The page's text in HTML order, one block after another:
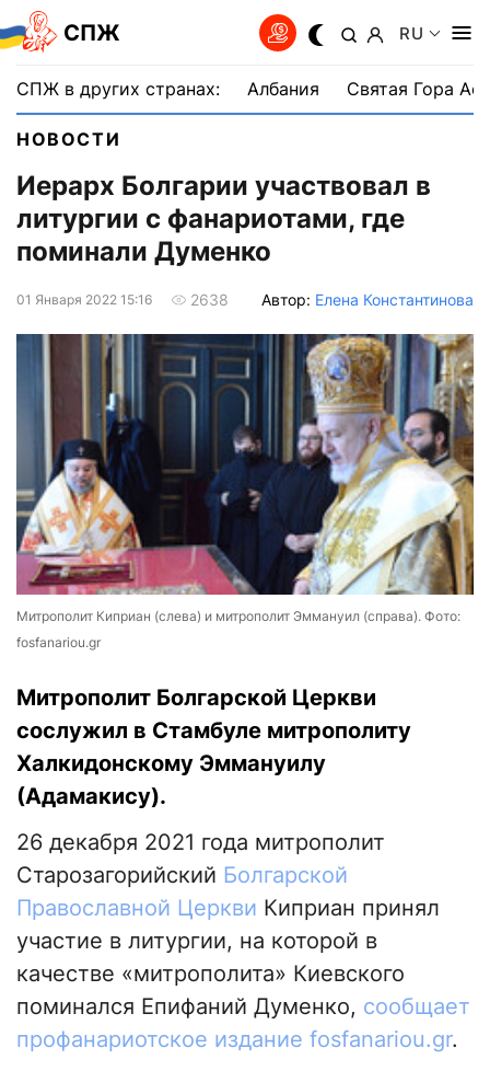
СПЖ RU
СПЖ в других странах: Албания Святая Гора
НОВОСТИ
Иерарх Болгарии участвовал в
литургии с фанариотами, где
поминали Думенко
01 Января 2022 15:16 2638 Автор: Елена Константинова
Митрополит Киприан (слева) и митрополит Эммануил (справа). Фото:
fosfanariou.gr
Митрополит Болгарской Церкви
сослужил в Стамбуле митрополиту
Халкидонскому Эммануилу
(Адамакису).
26 декабря 2021 года митрополит
Старозагорийский Болгарской
Православной Церкви Киприан принял
участие в литургии, на которой в
качестве «митрополита» Киевского
поминался Епифаний Думенко, сообщает
профанариотское издание fosfanariou.gr.